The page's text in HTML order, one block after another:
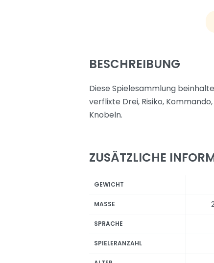
BESCHREIBUNG
Diese Spielesammlung
verflixte Drei, Risiko,
Knobeln.
ZUSÄTZLICHE
GEWICHT
MASSE
SPRACHE
SPIELERANZAHL